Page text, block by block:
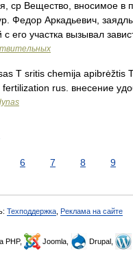
Вещество, вносимое в
Федор Аркадьевич,
его участка вызывал
T sritis chemija apibrėžtis
rus. внесение
6 7 8 9
Техподдержка Реклама на сайте
PHP, Joomla, Drupal,